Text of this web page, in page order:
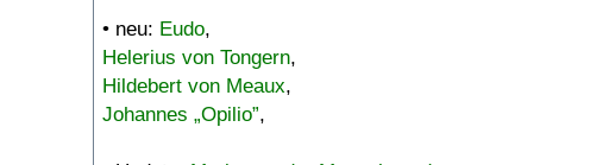
• neu: Eudo,
Helerius von Tongern,
Hildebert von Meaux,
Johannes „Opilio”,